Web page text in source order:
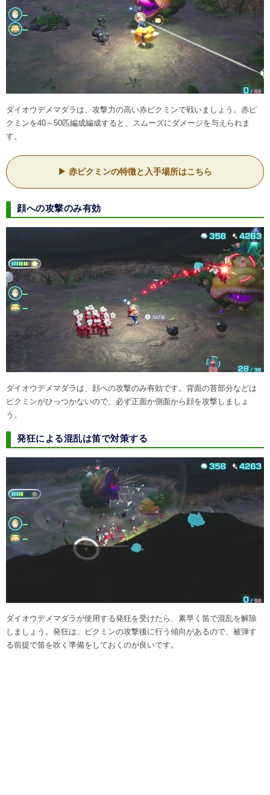
ダイオウデメマダラは、攻撃力の高い赤ピクミンで戦いましょう。赤ピ
クミンを40～50匹編成編成すると、スムーズにダメージを与えられま
す。
赤ピクミンの特徴と入手場所はこちら
顔への攻撃のみ有効
ダイオウデメマダラは、顔への攻撃のみ有効です。背面の苔部分などは
ピクミンがひっつかないので、必ず正面か側面から顔を攻撃しましょ
う。
発狂による混乱は笛で対策する
ダイオウデメマダラが使用する発狂を受けたら、素早く笛で混乱を解除
しましょう。発狂は、ピクミンの攻撃後に行う傾向があるので、被弾す
る前提で笛を吹く準備をしておくのが良いです。